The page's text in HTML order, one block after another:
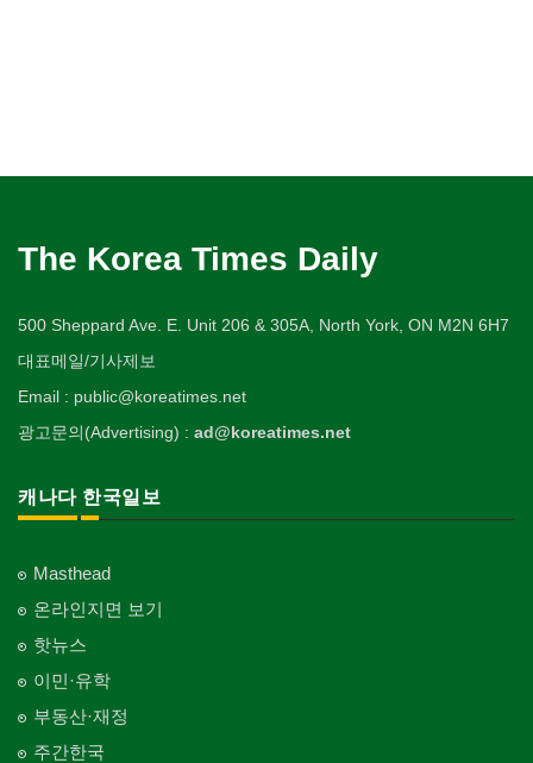
The Korea Times Daily
500 Sheppard Ave. E. Unit 206 & 305A, North York, ON M2N 6H7
대표메일/기사제보
Email : public@koreatimes.net
광고문의(Advertising) : ad@koreatimes.net
캐나다 한국일보
Masthead
온라인지면 보기
핫뉴스
이민·유학
부동산·재정
주간한국